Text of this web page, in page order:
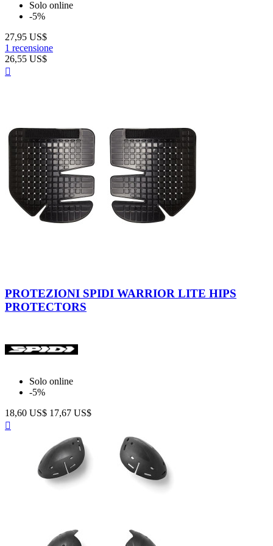
AirBag
Airbag - DPS
Schiena Inseribile
7
Spalle 1
Torace 5
Taglia
Solo online
-5%
27,95 US$
1 recensione
26,55 US$

PROTEZIONI SPIDI WARRIOR LITE HIPS
PROTECTORS
Solo online
-5%
18,60 US$ 17,67 US$
